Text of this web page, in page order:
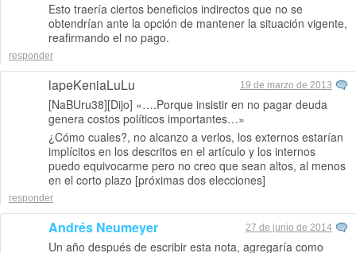
Esto traería ciertos beneficios indirectos que no se
obtendrían ante la opción de mantener la situación vigente,
reafirmando el no pago.
responder
lapeKeniaLuLu 19 de marzo de 2013
[NaBUru38][Dijo] «….Porque insistir en no pagar deuda
genera costos políticos importantes…»
¿Cómo cuales?, no alcanzo a verlos, los externos estarían
implícitos en los descritos en el artículo y los internos
puedo equivocarme pero no creo que sean altos, al menos
en el corto plazo [próximas dos elecciones]
responder
Andrés Neumeyer 27 de junio de 2014
Un año después de escribir esta nota, agregaría como